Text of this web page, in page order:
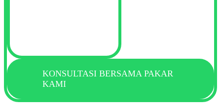
KONSULTASI BERSAMA PAKAR
KAMI